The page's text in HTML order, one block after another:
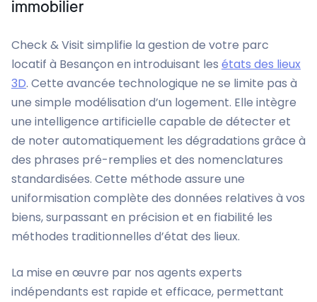
immobilier
Check & Visit simplifie la gestion de votre parc
locatif à Besançon en introduisant les états des lieux
3D. Cette avancée technologique ne se limite pas à
une simple modélisation d’un logement. Elle intègre
une intelligence artificielle capable de détecter et
de noter automatiquement les dégradations grâce à
des phrases pré-remplies et des nomenclatures
standardisées. Cette méthode assure une
uniformisation complète des données relatives à vos
biens, surpassant en précision et en fiabilité les
méthodes traditionnelles d’état des lieux.
La mise en œuvre par nos agents experts
indépendants est rapide et efficace, permettant